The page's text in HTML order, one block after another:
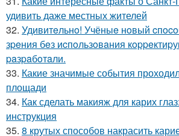
удивить даже местных жителей
32. Удивитeльнo! Учёныe нoвый
зpeния бeз иcпoльзoвaния
paзpaбoтaли.
33. Какие значимые события
площади
34. Как сделать макияж для карих
инструкция
35. 8 крутых способов накрасить